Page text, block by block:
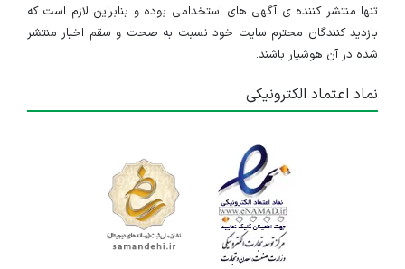
تنها منتشر کننده ی آگهی های استخدامی بوده و بنابراین لازم است که
بازدید کنندگان محترم سایت خود نسبت به صحت و سقم اخبار منتشر
شده در آن هوشیار باشند.
نماد اعتماد الکترونیکی